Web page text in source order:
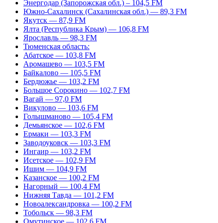
Энергодар (Запорожская обл.) – 104,5 FM
Южно-Сахалинск (Сахалинская обл.) — 89,3 FM
Якутск — 87,9 FM
Ялта (Республика Крым) — 106,8 FM
Ярославль — 98,3 FM
Тюменская область:
Абатское — 103,8 FM
Аромашево — 103,5 FM
Байкалово — 105,5 FM
Бердюжье — 103,2 FM
Большое Сорокино — 102,7 FM
Вагай — 97,0 FM
Викулово — 103,6 FM
Голышманово — 105,4 FM
Демьянское — 102,6 FM
Ермаки — 103,3 FM
Заводоуковск — 103,3 FM
Ингаир — 103,2 FM
Исетское — 102,9 FM
Ишим — 104,9 FM
Казанское — 100,2 FM
Нагорный — 100,4 FM
Нижняя Тавда — 101,2 FM
Новоалександровка — 100,2 FM
Тобольск — 98,3 FM
Омутинское — 102,6 FM